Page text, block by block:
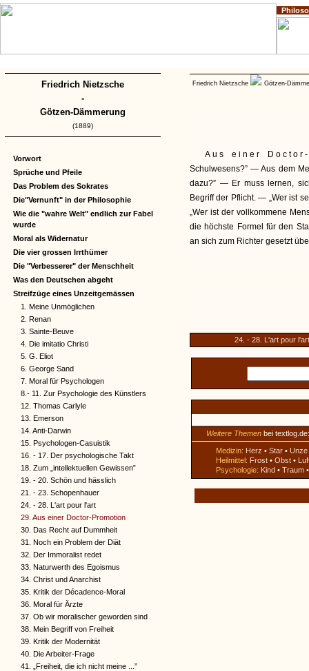
Friedrich Nietzsche
-
Götzen-Dämmerung
(1889)
Vorwort
Sprüche und Pfeile
Das Problem des Sokrates
Die"Vernunft" in der Philosophie
Wie die "wahre Welt" endlich zur Fabel
wurde
Moral als Widernatur
Die vier grossen Irrthümer
Die "Verbesserer" der Menschheit
Was den Deutschen abgeht
Streifzüge eines Unzeitgemässen
1. Meine Unmöglichen
2. Renan
3. Sainte-Beuve
4. Die imitatio Christi
5. G. Eliot
6. George Sand
7. Moral für Psychologen
8.- 11. Zur Psychologie des Künstlers
12. Thomas Carlyle
13. Emerson
14. Anti-Darwin
15. Psychologen-Casuistik
16. - 17. Der psychologische Takt
18. Zum „intellektuellen Gewissen”
19. - 20. Schön und hässlich
21. - 23. Schopenhauer
24. - 28. L'art pour l'art
29. Aus einer Doctor-Promotion
30. Das Recht auf Dummheit
31. Noch ein Problem der Diät
32. Der Immoralist redet
33. Naturwerth des Egoismus
34. Christ und Anarchist
35. Kritik der Décadence-Moral
36. Moral für Ärzte
37. Ob wir moralischer geworden sind
38. Mein Begriff von Freiheit
39. Kritik der Modernität
40. Die Arbeiter-Frage
41. „Freiheit, die ich nicht meine ...”
Friedrich Nietzsche Götzen-
Aus einer
Schulwesens?” — Aus dem
dazu?” — Er muss lernen,
Begriff der Pflicht. — „Wer ist
„Wer ist der vollkommene
die höchste Formel für den
an sich zum Richter gesetzt
24. - 28. L'art pour l'art
Weitere Themen bei textlog.de:
Medizin: Herz • Star • Unze
Heilmittel: Frost • Obst •
Psychologie: Kind • Traum